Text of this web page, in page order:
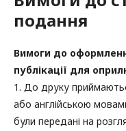
подання
Вимоги до
публікації для
1. До друку
або англійською
були передані на